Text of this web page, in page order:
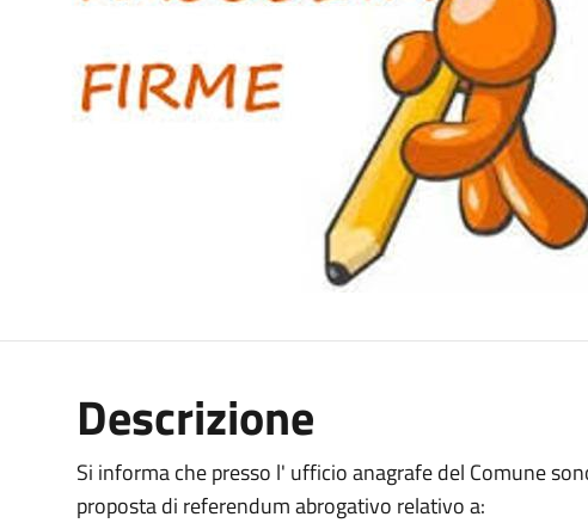
Descrizione
Si informa che presso l' ufficio anagrafe del Comune
proposta di referendum abrogativo relativo a: